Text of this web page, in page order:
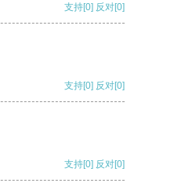
支持[0] 反对[0]
支持[0] 反对[0]
支持[0] 反对[0]